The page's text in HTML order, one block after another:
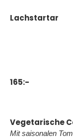
Lachstartar
165:-
Vegetarische
Mit saisonalen